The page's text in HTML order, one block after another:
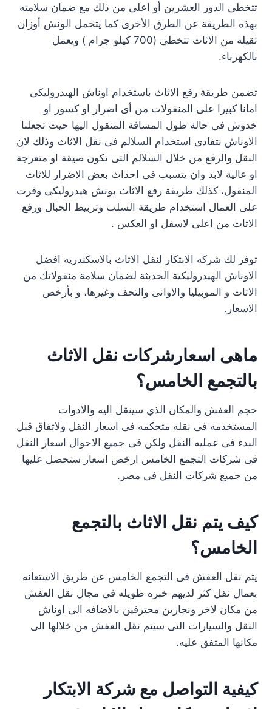
تتخطى الدور العشرين أو اعلى من ذلك مع ضمان سلامته
بهذه الطريقة عن الطرق الأخرى كما يتحمل الونش أوزان
ثقيلة من الاثاث تتخطى (700 كيلو جرام ) ويعمل
بالكهرباء.
تضمن طريقة رفع الاثاث باستخدام اوناش الهيدروليكى
امانا كبيرا على المنقولات من أى اضرار او كسور او
خدوش فى حالة طول المسافة المنقول اليها حيث تجعلنا
الاوناش نتفادى استخدام السلالم فى نقل الاثاث وذلك لان
النقل والرفع من خلال السلالم التى تكون ضيقة او متعرجة
او عالية لابد وان يتسبب فى احداث بعض الاضرار للاثاث
المنقول، كذلك طريقة رفع الاثاث بونش هيدروليكى وفرت
على العمال استخدام طريقة السلب وتربيط الحبال ورفع
الاثاث من اعلى لاسفل او العكس .
توفر لك شركه الابتكار لنقل الاثاث بالاسكندريه افضل
الاوناش الهيدروليكية الحديثة لضمان سلامة منقولاتك من
الاثاث و الموبيليا والاوانى والتحف وغيرها، و بأرخص
الاسعار.
ماهى اسعارشركات نقل الاثاث
بالتجمع الخامس؟
حجم العفش والمكان الذي سينقل اليه والادوات
المستخدمه فى نقله متحكمه فى اسعار النقل ولاتفاق قبل
البدء فى عمليه النقل ولكن فى جميع الاحوال اسعار النقل
فى شركات التجمع الخامس ارخص اسعار ستحصل عليها
من جميع شركات النقل فى مصر.
كيف يتم نقل الاثاث بالتجمع
الخامس؟
يتم نقل العفش فى التجمع الخامس عن طريق الاستعانه
بعمال نقل كثر لديهم خبره طويله فى مجال نقل العفش
من مكان لاخر ونجارين محترفين بالاضافه الى اوناش
النقل والسيارات التى سيتم نقل العفش من خلالها الى
مكانها المتفق عليه.
كيفية التواصل مع شركة الابتكار